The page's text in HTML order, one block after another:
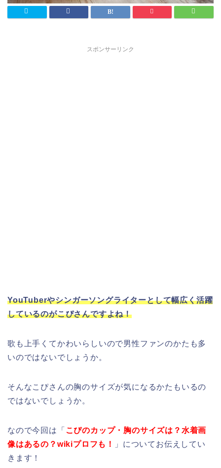
スポンサーリンク
YouTuberやシンガーソングライターとして幅広く活躍
しているのがこぴさんですよね！
歌も上手くてかわいらしいので男性ファンのかたも多
いのではないでしょうか。
そんなこぴさんの胸のサイズが気になるかたもいるの
ではないでしょうか。
なので今回は「 こぴのカップ・胸のサイズは？水着画
像はあるの？wikiプロフも！
」についてお伝えしてい
きます！